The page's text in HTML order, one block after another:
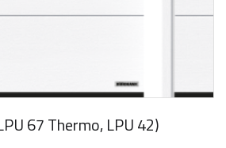
67 Thermo, LPU 42)